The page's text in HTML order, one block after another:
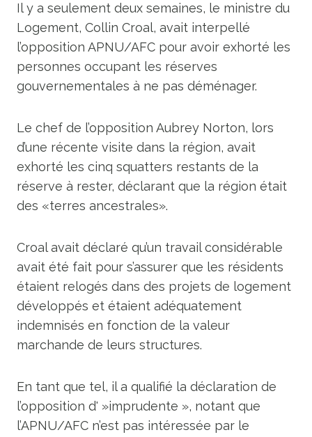
Il y a seulement deux semaines, le ministre du
Logement, Collin Croal, avait interpellé
l’opposition APNU/AFC pour avoir exhorté les
personnes occupant les réserves
gouvernementales à ne pas déménager.
Le chef de l’opposition Aubrey Norton, lors
d’une récente visite dans la région, avait
exhorté les cinq squatters restants de la
réserve à rester, déclarant que la région était
des «terres ancestrales».
Croal avait déclaré qu’un travail considérable
avait été fait pour s’assurer que les résidents
étaient relogés dans des projets de logement
développés et étaient adéquatement
indemnisés en fonction de la valeur
marchande de leurs structures.
En tant que tel, il a qualifié la déclaration de
l’opposition d' »imprudente », notant que
l’APNU/AFC n’est pas intéressée par le